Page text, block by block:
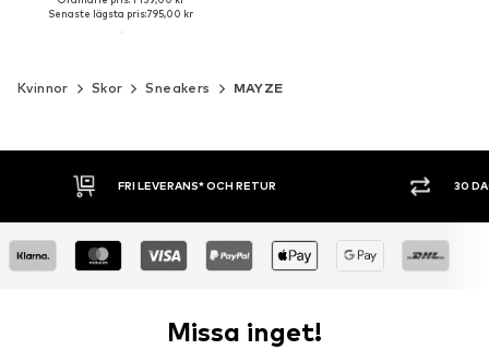
Senaste lägsta pris:795,00 kr
Kvinnor Skor Sneakers MAYZE
FRI LEVERANS* OCH RETUR 30
Missa inget!